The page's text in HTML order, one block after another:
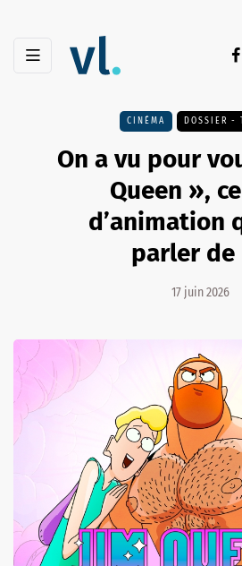
CINÉMA DOSSIER -
On a vu pour
Queen »,
d’animation
parler de
17 juin 2026